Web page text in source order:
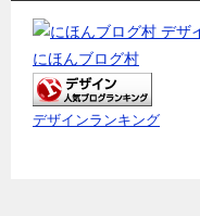
にほんブログ村
デザインランキング